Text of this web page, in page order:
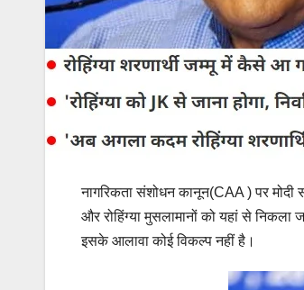
नागरिकता संशोधन कानून(CAA ) पर मोदी
और रोहिंग्या मुसलामानों को यहां से निकला
इसके आलावा कोई विकल्प नहीं है।